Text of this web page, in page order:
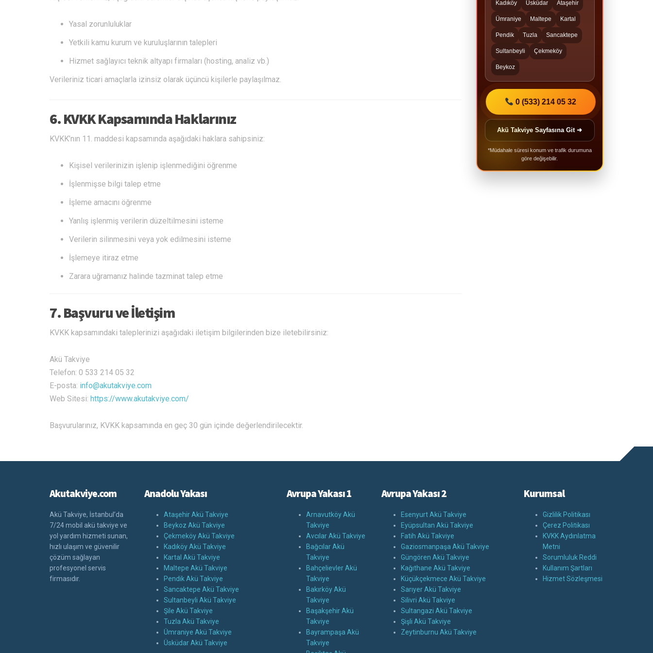
Yasal zorunluluklar
Yetkili kamu kurum ve kuruluşlarının talepleri
Hizmet sağlayıcı teknik altyapı firmaları (hosting, analiz vb.)
Verileriniz ticari amaçlarla izinsiz olarak üçüncü kişilerle paylaşılmaz.
6. KVKK Kapsamında Haklarınız
KVKK’nın 11. maddesi kapsamında aşağıdaki haklara sahipsiniz:
Kişisel verilerinizin işlenip işlenmediğini öğrenme
İşlenmişse bilgi talep etme
İşleme amacını öğrenme
Yanlış işlenmiş verilerin düzeltilmesini isteme
Verilerin silinmesini veya yok edilmesini isteme
İşlemeye itiraz etme
Zarara uğramanız halinde tazminat talep etme
7. Başvuru ve İletişim
KVKK kapsamındaki taleplerinizi aşağıdaki iletişim bilgilerinden bize iletebilirsiniz:
Akü Takviye
Telefon: 0 533 214 05 32
E-posta: info@akutakviye.com
Web Sitesi: https://www.akutakviye.com/
Başvurularınız, KVKK kapsamında en geç 30 gün içinde değerlendirilecektir.
Kadıköy Üsküdar Ataşehir
Ümraniye Maltepe Kartal
Pendik Tuzla Sancaktepe
Sultanbeyli Çekmeköy
Beykoz
0 (533) 214 05 32
Akü Takviye Sayfasına Git ➜
*Müdahale süresi konum ve trafik durumuna
göre değişebilir.
Akutakviye.com
Akü Takviye, İstanbul’da
7/24 mobil akü takviye ve
yol yardım hizmeti sunan,
hızlı ulaşım ve güvenilir
çözüm sağlayan
profesyonel servis
firmasıdır.
Anadolu Yakası
Ataşehir Akü Takviye
Beykoz Akü Takviye
Çekmeköy Akü Takviye
Kadıköy Akü Takviye
Kartal Akü Takviye
Maltepe Akü Takviye
Pendik Akü Takviye
Sancaktepe Akü Takviye
Sultanbeyli Akü Takviye
Şile Akü Takviye
Tuzla Akü Takviye
Ümraniye Akü Takviye
Üsküdar Akü Takviye
Avrupa Yakası 1
Arnavutköy Akü
Takviye
Avcılar Akü Takviye
Bağcılar Akü
Takviye
Bahçelievler Akü
Takviye
Bakırköy Akü
Takviye
Başakşehir Akü
Takviye
Bayrampaşa Akü
Takviye
Avrupa Yakası 2
Esenyurt Akü Takviye
Eyüpsultan Akü Takviye
Fatih Akü Takviye
Gaziosmanpaşa Akü Takviye
Güngören Akü Takviye
Kağıthane Akü Takviye
Küçükçekmece Akü Takviye
Sarıyer Akü Takviye
Silivri Akü Takviye
Sultangazi Akü Takviye
Şişli Akü Takviye
Zeytinburnu Akü Takviye
Kurumsal
Gizlilik Politikası
Çerez Politikası
KVKK Aydınlatma
Metni
Sorumluluk Reddi
Kullanım Şartları
Hizmet Sözleşmesi